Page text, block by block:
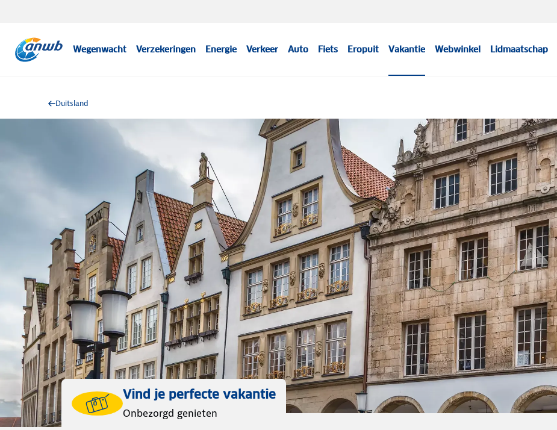
Wegenwacht Verzekeringen Energie Verkeer Auto Fiets Eropuit Vakantie Webwinkel Lidmaatschap
Duitsland
Vind je perfecte vakantie
Onbezorgd genieten